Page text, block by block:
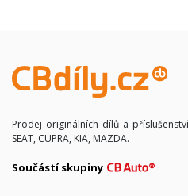
Prodej originálních dílů a
SEAT, CUPRA, KIA, MAZDA.
Součástí skupiny